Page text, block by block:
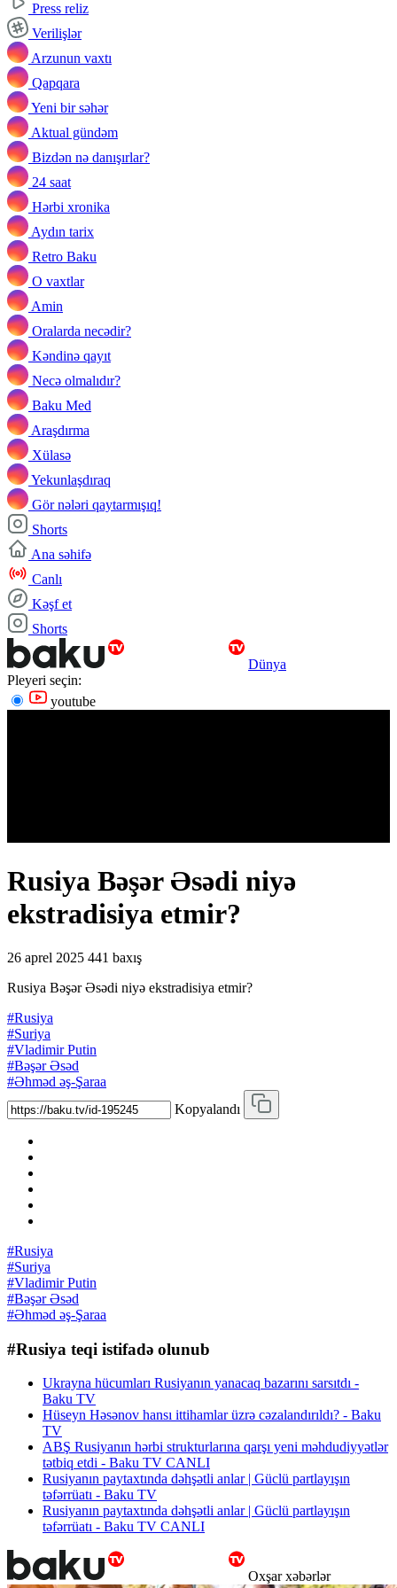
Press reliz
Verilişlər
Arzunun vaxtı
Qapqara
Yeni bir səhər
Aktual gündəm
Bizdən nə danışırlar?
24 saat
Hərbi xronika
Aydın tarix
Retro Baku
O vaxtlar
Amin
Oralarda necədir?
Kəndinə qayıt
Necə olmalıdır?
Baku Med
Araşdırma
Xülasə
Yekunlaşdıraq
Gör nələri qaytarmışıq!
Shorts
Ana səhifə
Canlı
Kəşf et
Shorts
Dünya
Pleyeri seçin:
youtube
Rusiya Bəşər Əsədi niyə
ekstradisiya etmir?
26 aprel 2025 441 baxış
Rusiya Bəşər Əsədi niyə ekstradisiya etmir?
#Rusiya
#Suriya
#Vladimir Putin
#Bəşər Əsəd
#Əhməd əş-Şaraa
Kopyalandı
#Rusiya
#Suriya
#Vladimir Putin
#Bəşər Əsəd
#Əhməd əş-Şaraa
#Rusiya teqi istifadə olunub
Ukrayna hücumları Rusiyanın yanacaq bazarını sarsıtdı -
Baku TV
Hüseyn Həsənov hansı ittihamlar üzrə cəzalandırıldı? - Baku
TV
ABŞ Rusiyanın hərbi strukturlarına qarşı yeni məhdudiyyətlər
tətbiq etdi - Baku TV CANLI
Rusiyanın paytaxtında dəhşətli anlar | Güclü partlayışın
təfərrüatı - Baku TV
Rusiyanın paytaxtında dəhşətli anlar | Güclü partlayışın
təfərrüatı - Baku TV CANLI
Oxşar xəbərlər